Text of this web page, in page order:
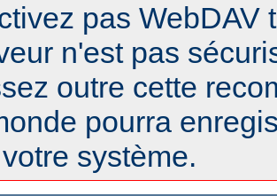
pas WebDAV
n'est pas
outre cette
pourra
système.